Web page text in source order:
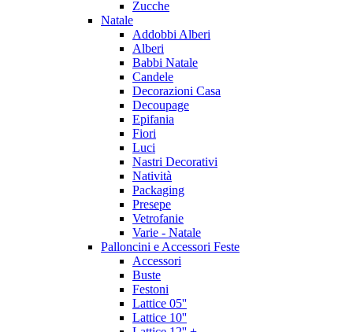
Zucche
Natale
Addobbi Alberi
Alberi
Babbi Natale
Candele
Decorazioni Casa
Decoupage
Epifania
Fiori
Luci
Nastri Decorativi
Natività
Packaging
Presepe
Vetrofanie
Varie - Natale
Palloncini e Accessori Feste
Accessori
Buste
Festoni
Lattice 05''
Lattice 10''